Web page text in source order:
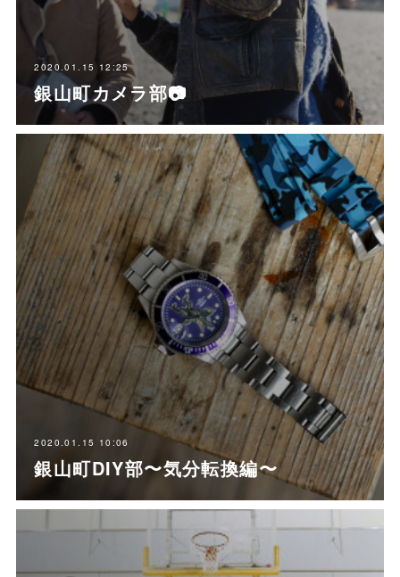
2020.01.15 12:25
銀山町カメラ部📷
2020.01.15 10:06
銀山町DIY部〜気分転換編〜